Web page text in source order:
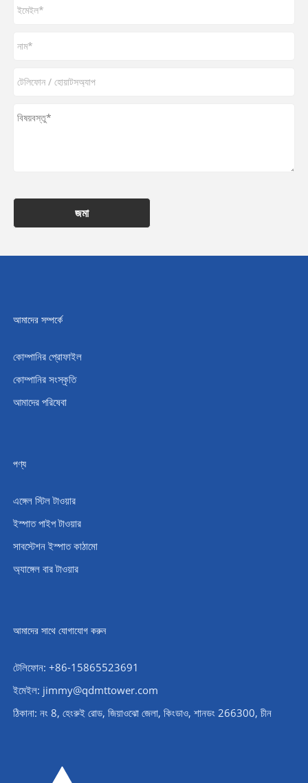
জমা
আমাদের সম্পর্কে
কোম্পানির প্রোফাইল
কোম্পানির সংস্কৃতি
আমাদের পরিষেবা
পণ্য
এঙ্গেল স্টিল টাওয়ার
ইস্পাত পাইপ টাওয়ার
সাবস্টেশন ইস্পাত কাঠামো
অ্যাঙ্গেল বার টাওয়ার
আমাদের সাথে যোগাযোগ করুন
টেলিফোন: +86-15865523691
ইমেইল: jimmy@qdmttower.com
ঠিকানা: নং 8, হেংরুই রোড, জিয়াওঝো জেলা, কিংডাও, শানডং 266300, চীন